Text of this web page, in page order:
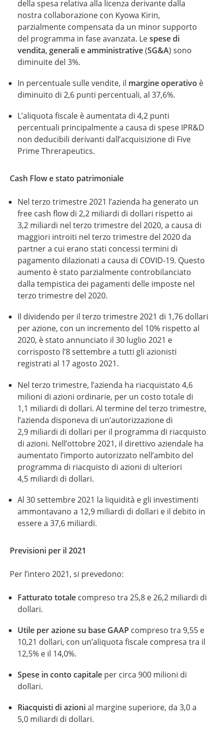
della spesa relativa alla licenza derivante dalla
nostra collaborazione con Kyowa Kirin,
parzialmente compensata da un minor supporto
del programma in fase avanzata. Lespese di
vendita, generali e amministrative(SG&A) sono
diminuite del 3%.
In percentuale sulle vendite, il margine operativo è
diminuito di 2,6 punti percentuali, al 37,6%.
L’aliquota fiscale è aumentata di 4,2 punti
percentuali principalmente a causa di spese IPR&D
non deducibili derivanti dall’acquisizione di Five
Prime Threrapeutics.
Cash Flow e stato patrimoniale
Nel terzo trimestre 2021 l’azienda ha generato un
free cash flow di 2,2 miliardi di dollari rispetto ai
3,2 miliardi nel terzo trimestre del 2020, a causa di
maggiori introiti nel terzo trimestre del 2020 da
partner a cui erano stati concessi termini di
pagamento dilazionati a causa di COVID-19. Questo
aumento è stato parzialmente controbilanciato
dalla tempistica dei pagamenti delle imposte nel
terzo trimestre del 2020.
Il dividendo per il terzo trimestre 2021 di 1,76 dollari
per azione, con un incremento del 10% rispetto al
2020, è stato annunciato il 30 luglio 2021 e
corrisposto l’8 settembre a tutti gli azionisti
registrati al 17 agosto 2021.
Nel terzo trimestre, l’azienda ha riacquistato 4,6
milioni di azioni ordinarie, per un costo totale di
1,1 miliardi di dollari. Al termine del terzo trimestre,
l’azienda disponeva di un’autorizzazione di
2,9 miliardi di dollari per il programma di riacquisto
di azioni. Nell’ottobre 2021, il direttivo aziendale ha
aumentato l’importo autorizzato nell’ambito del
programma di riacquisto di azioni di ulteriori
4,5 miliardi di dollari.
Al 30 settembre 2021 la liquidità e gli investimenti
ammontavano a 12,9 miliardi di dollari e il debito in
essere a 37,6 miliardi.
Previsioni per il 2021
Per l’intero 2021, si prevedono:
Fatturato totale compreso tra 25,8 e 26,2 miliardi di
dollari.
Utile per azione su base GAAP compreso tra 9,55 e
10,21 dollari, con un’aliquota fiscale compresa tra il
12,5% e il 14,0%.
Spese in conto capitale per circa 900 milioni di
dollari.
Riacquisti di azionial margine superiore, da 3,0 a
5,0 miliardi di dollari.